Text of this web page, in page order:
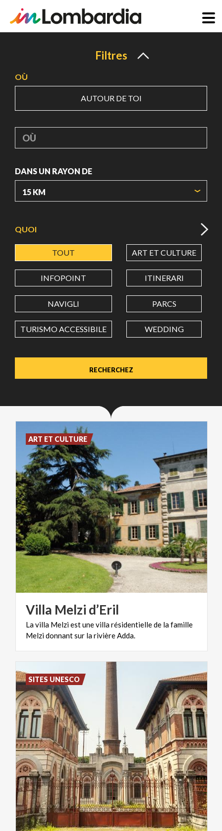
principal
Filtres
OÙ
AUTOUR DE TOI
OÙ
DANS UN RAYON DE
LATITUDE
LONGITUDE
Value in decimal degrees. Use dot (.) as decimal separator.
QUOI
TOUT ART ET CULTURE
INFOPOINT ITINERARI
NAVIGLI PARCS
TURISMO ACCESSIBILE WEDDING
Villa Melzi d’Eril
Lavilla Melziestunevillarésidentiellede lafamille
Melzidonnantsur larivièreAdda.
ART ET CULTURE
SITES UNESCO